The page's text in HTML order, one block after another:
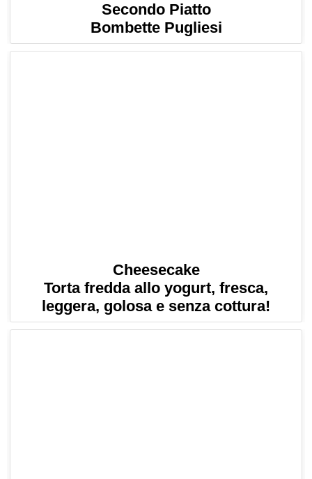
Secondo Piatto
Bombette Pugliesi
Cheesecake
Torta fredda allo yogurt, fresca,
leggera, golosa e senza cottura!